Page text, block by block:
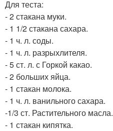
Для теста:
- 2 стакана муки.
- 1 1/2 стакана сахара.
- 1 ч. л. соды.
- 1 ч. л. разрыхлителя.
- 5 ст. л. с Горкой какао.
- 2 больших яйца.
- 1 стакан молока.
- 1 ч. л. ванильного сахара.
-1/3 ст. Растительного масла.
- 1 стакан кипятка.